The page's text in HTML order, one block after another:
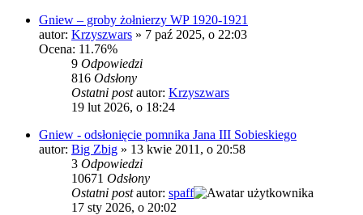
Gniew – groby żołnierzy WP 1920-1921
autor: Krzyszwars » 7 paź 2025, o 22:03
Ocena: 11.76%
9 Odpowiedzi
816 Odsłony
Ostatni postautor: Krzyszwars
19 lut 2026, o 18:24
Gniew - odsłonięcie pomnika Jana III Sobieskiego
autor: Big Zbig » 13 kwie 2011, o 20:58
3 Odpowiedzi
10671 Odsłony
Ostatni postautor: spaff
17 sty 2026, o 20:02